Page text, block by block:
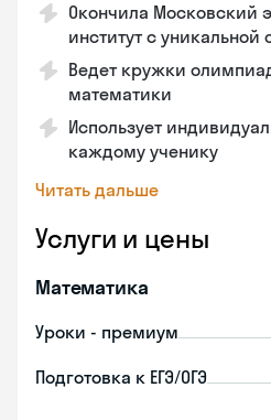
Окончила Московский
институт с
Ведет кружки
математики
Использует
каждому ученику
Читать дальше
Услуги и цены
Математика
Уроки - премиум
Подготовка к ЕГЭ/ОГЭ